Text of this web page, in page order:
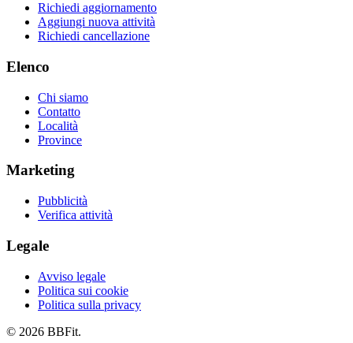
Richiedi aggiornamento
Aggiungi nuova attività
Richiedi cancellazione
Elenco
Chi siamo
Contatto
Località
Province
Marketing
Pubblicità
Verifica attività
Legale
Avviso legale
Politica sui cookie
Politica sulla privacy
© 2026 BBFit.